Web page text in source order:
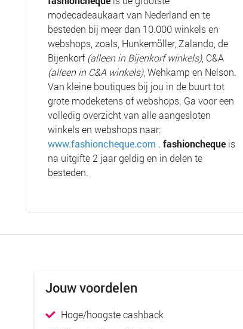
modecadeaukaart van Nederland en te
besteden bij meer dan 10.000 winkels en
webshops, zoals, Hunkemöller, Zalando, de
Bijenkorf(alleen in Bijenkorf winkels), C&A
(alleen in C&A winkels), Wehkamp en Nelson.
Van kleine boutiques bij jou in de buurt tot
grote modeketens of webshops. Ga voor een
volledig overzicht van alle aangesloten
winkels en webshops naar:
www.fashioncheque.com . fashioncheque is
na uitgifte 2 jaar geldig en in delen te
besteden.
Jouw voordelen
Hoge/hoogste cashback